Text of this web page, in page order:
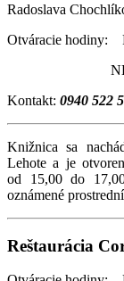
Radoslava
Otváracie hodiny:
NE:
Kontakt: 0940 522
Knižnica sa
Lehote a je
od 15,00 do
oznámené
Reštaurácia